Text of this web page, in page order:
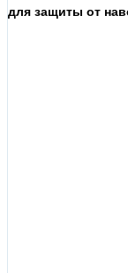
для защиты от